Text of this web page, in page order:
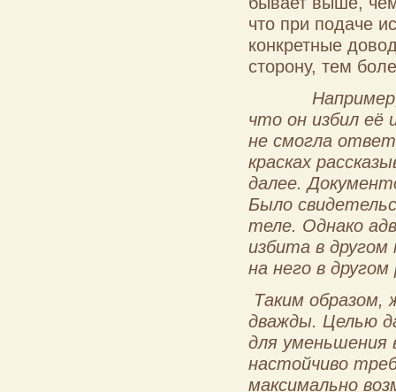
что при подаче
конкретные
сторону, тем
что он избил её
не смогла
красках
далее.
Было
теле. Однако
избита в
на него в
Таким образом,
дважды. Целью
для
настойчиво
максимально